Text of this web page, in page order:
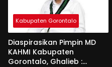
Kabupaten Gorontalo
Diaspirasikan Pimpin MD
KAHMI Kabupaten
Gorontalo, Ghalieb :